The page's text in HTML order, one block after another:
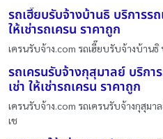
รถเฮี๊ยบรับจ้างบ้านธิ บริการรถ
ให้เช่ารถเครน ราคาถูก
เครนรับจ้าง.com รถเฮี๊ยบรับจ้างบ้านธิ
รถเครนรับจ้างกุสุมาลย์ บริกา
เช่า ให้เช่ารถเครน ราคาถูก
เครนรับจ้าง.com รถเครนรับจ้างกุสุมา
เช